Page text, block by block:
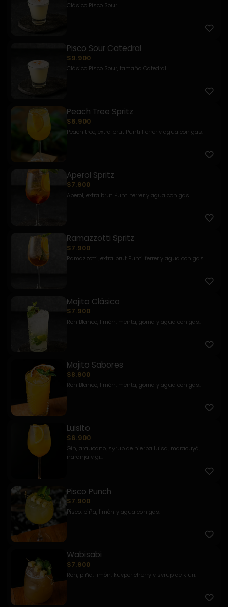
Clásico Pisco Sour.
Pisco Sour Catedral
$9.900
Clásico Pisco Sour, tamaño Catedral
Peach Tree Spritz
$6.900
Peach tree, extra brut Punti Ferrer y agua con gas.
Aperol Spritz
$7.900
Aperol, extra brut Punti ferrer y agua con gas
Ramazzotti Spritz
$7.900
Ramazzotti, extra brut Punti ferrer y agua con gas.
Mojito Clásico
$7.900
Ron Blanco, limón, menta, goma y agua con gas.
Mojito Sabores
$8.900
Ron Blanco, limón, menta, goma y agua con gas.
Luisito
$6.900
Gin, araucano, syrup de hierba luisa, maracuyá,
naranja y gi...
Pisco Punch
$7.900
Pisco, piña, limón y agua con gas.
Wabisabi
$7.900
Ron, piña, limón, kuyper cherry y syrup de kiuri.